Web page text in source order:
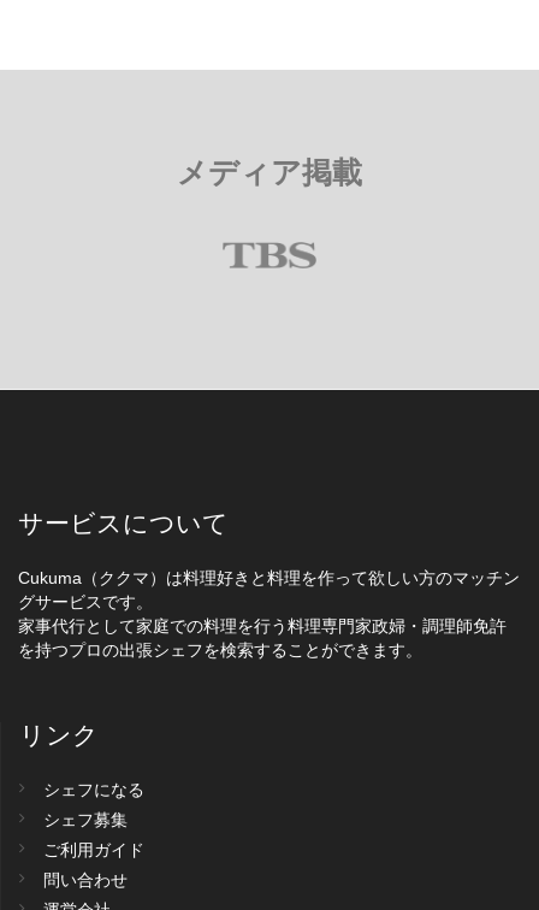
メディア掲載
サービスについて
Cukuma（ククマ）は料理好きと料理を作って欲しい方のマッチン
グサービスです。
家事代行として家庭での料理を行う料理専門家政婦・調理師免許
を持つプロの出張シェフを検索することができます。
リンク
シェフになる
シェフ募集
ご利用ガイド
問い合わせ